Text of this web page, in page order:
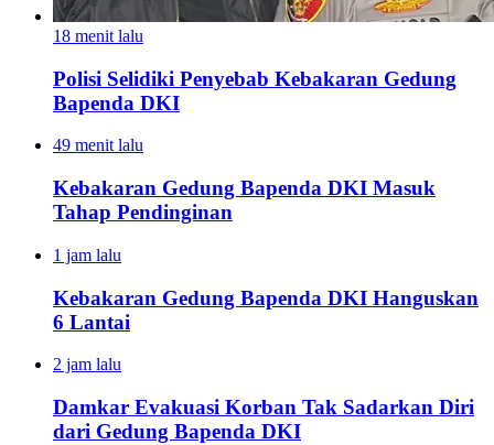
18 menit lalu
Polisi Selidiki Penyebab Kebakaran Gedung
Bapenda DKI
49 menit lalu
Kebakaran Gedung Bapenda DKI Masuk
Tahap Pendinginan
1 jam lalu
Kebakaran Gedung Bapenda DKI Hanguskan
6 Lantai
2 jam lalu
Damkar Evakuasi Korban Tak Sadarkan Diri
dari Gedung Bapenda DKI